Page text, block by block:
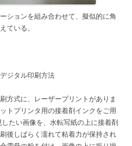
ションを組み合わせて、擬似的に角
ている。
ジタル印刷方法
方式に、レーザープリントがありま
トプリンタ用の接着剤インクをご用
たい画像を、水転写紙の上に接着剤
後しばらく濡れて粘着力が保持され